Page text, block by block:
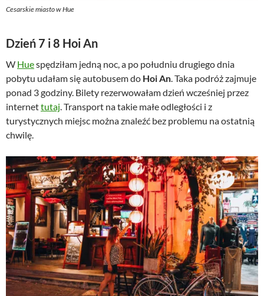
Cesarskie miasto w Hue
Dzień 7 i 8 Hoi An
W Huespędziłam jedną noc, a po południu drugiego dnia
pobytu udałam się autobusem do Hoi An. Taka podróż zajmuje
ponad 3 godziny. Bilety rezerwowałam dzień wcześniej przez
internettutaj. Transport na takie małe odległości i z
turystycznych miejsc można znaleźć bez problemu na ostatnią
chwilę.